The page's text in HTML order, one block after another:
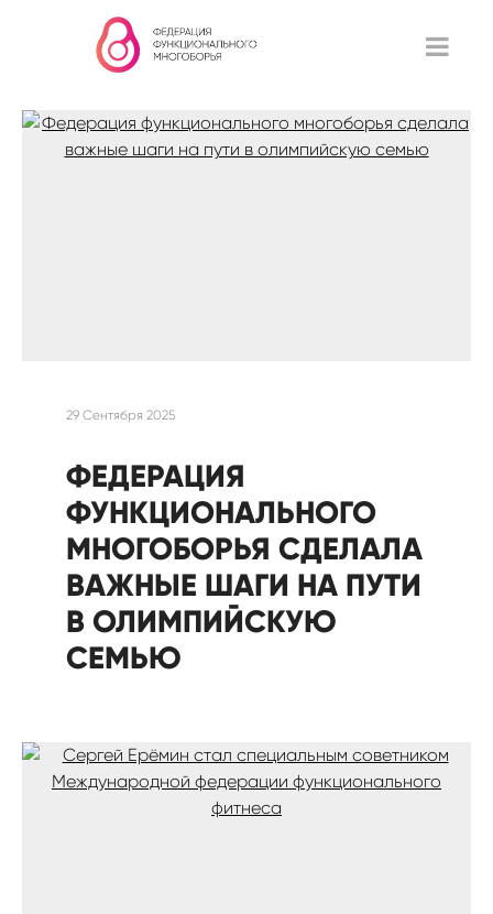
29 Сентября 2025
ФЕДЕРАЦИЯ
ФУНКЦИОНАЛЬНОГО
МНОГОБОРЬЯ СДЕЛАЛА
ВАЖНЫЕ ШАГИ НА ПУТИ
В ОЛИМПИЙСКУЮ
СЕМЬЮ